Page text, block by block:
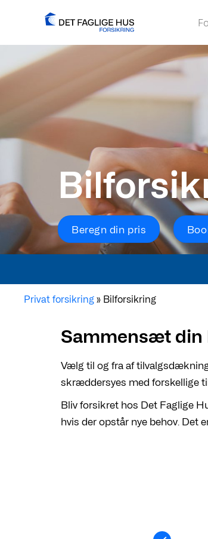
Beregn din pris
Privat forsikring » Bilforsikring
Sammensæt
Vælg til og fra af
skræddersyes med forskellige
Bliv forsikret hos Det Faglige
hvis der opstår nye behov. Det